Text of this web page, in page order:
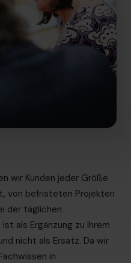
wir Kunden jeder Größe
von befristeten Projekten
der täglichen
als Ergänzung zu Ihrem
nicht als Ersatz. Da wir
in